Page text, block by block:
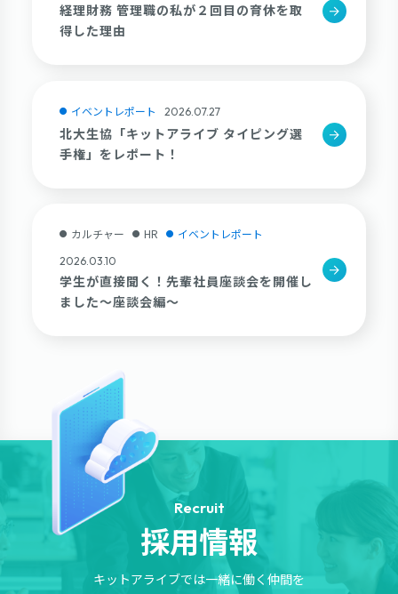
経理財務 管理職の私が２回目の育休を取
得した理由
イベントレポート 2026.07.27
北大生協「キットアライブ タイピング選
手権」をレポート！
カルチャー HR イベントレポート
2026.03.10
学生が直接聞く！先輩社員座談会を開催し
ました～座談会編～
Recruit
採用情報
キットアライブでは一緒に働く仲間を